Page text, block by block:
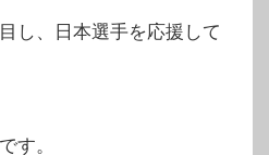
し、日本選手を応援して
す。